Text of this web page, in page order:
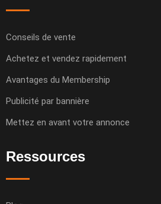
Conseils de vente
Achetez et vendez rapidement
Avantages du Membership
Publicité par bannière
Mettez en avant votre annonce
Ressources